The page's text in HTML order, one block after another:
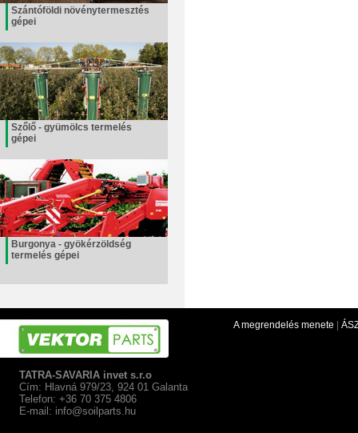
Szántóföldi növénytermesztés
gépei
Szőlő - gyümölcs termelés
gépei
Burgonya - gyökérzöldség
termelés gépei
TATRA-SAVARIA invet s.r.o
Cím: Hlavná 979/23, 924 01 Galanta
Telefon: +36 70 375 4806
E-mail: info@soilparts.hu
A megrendelés menete